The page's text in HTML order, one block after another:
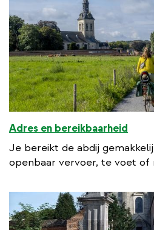
Adres en bereikbaarheid
Je bereikt de abdij
openbaar vervoer, te voet of